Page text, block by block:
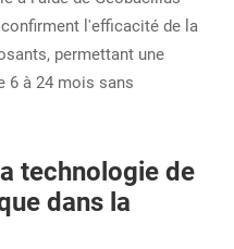
l'efficacité de la
permettant une
6 à 24 mois sans
technologie de
dans la